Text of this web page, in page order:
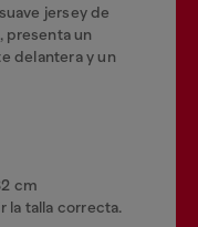
jersey de
presenta un
delantera y un
cm
la talla correcta.